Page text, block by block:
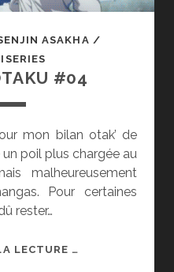
ASAKHA /
#04
mon bilan otak’ de
un poil plus chargée au
malheureusement
Pour certaines
rester…
LECTURE …